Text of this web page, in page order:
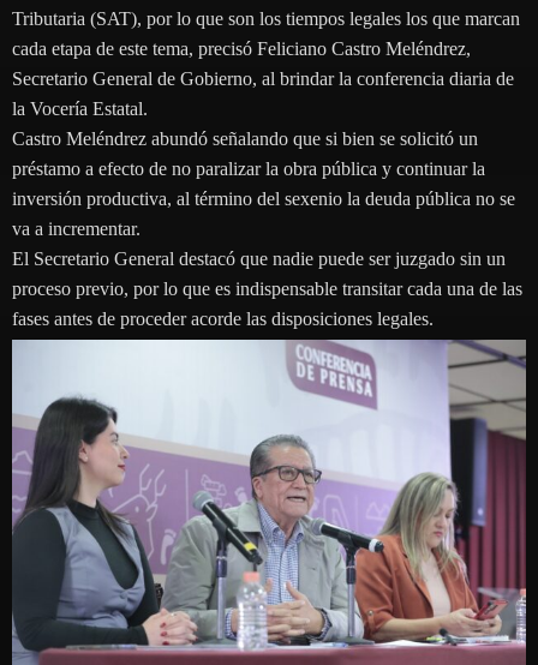
Tributaria (SAT), por lo que son los tiempos legales los que marcan
cada etapa de este tema, precisó Feliciano Castro Meléndrez,
Secretario General de Gobierno, al brindar la conferencia diaria de
la Vocería Estatal.
Castro Meléndrez abundó señalando que si bien se solicitó un
préstamo a efecto de no paralizar la obra pública y continuar la
inversión productiva, al término del sexenio la deuda pública no se
va a incrementar.
El Secretario General destacó que nadie puede ser juzgado sin un
proceso previo, por lo que es indispensable transitar cada una de las
fases antes de proceder acorde las disposiciones legales.